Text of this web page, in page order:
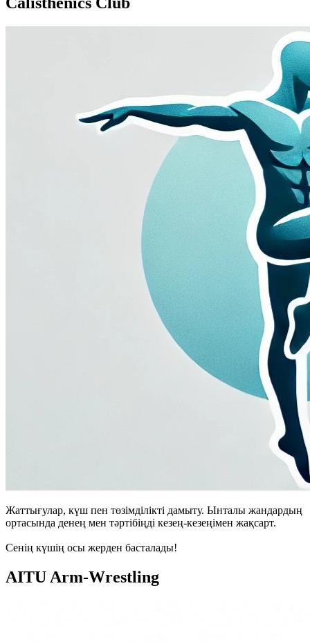
Жаттығулар, күш пен төзімділікті дамыту. Ынталы жандардың
ортасында денең мен тәртібіңді кезең-кезеңімен жақсарт.
Сенің күшің осы жерден басталады!
AITU Arm-Wrestling